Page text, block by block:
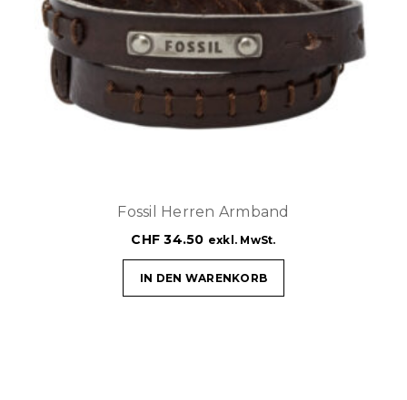
Fossil Herren Armband
CHF 34.50 exkl. MwSt.
IN DEN WARENKORB